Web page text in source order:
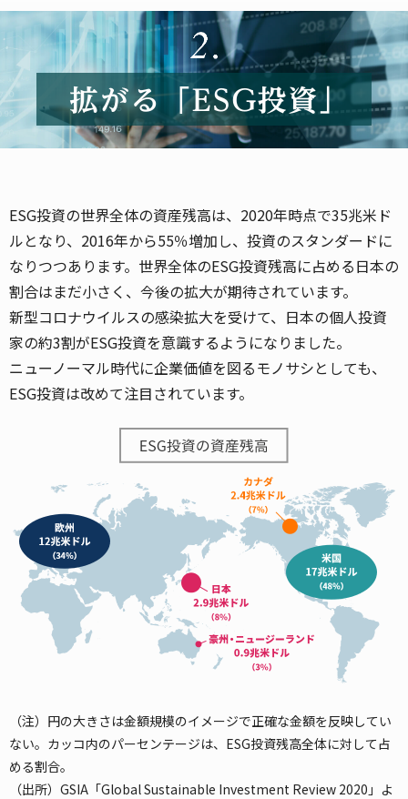
ESG投資の世界全体の資産残高は、2020年時点で35兆米ド
ルとなり、2016年から55％増加し、投資のスタンダードに
なりつつあります。世界全体のESG投資残高に占める日本の
割合はまだ小さく、今後の拡大が期待されています。
新型コロナウイルスの感染拡大を受けて、日本の個人投資
家の約3割がESG投資を意識するようになりました。
ニューノーマル時代に企業価値を図るモノサシとしても、
ESG投資は改めて注目されています。
（注）円の大きさは金額規模のイメージで正確な金額を反映してい
ない。カッコ内のパーセンテージは、ESG投資残高全体に対して占
める割合。
（出所）GSIA「Global Sustainable Investment Review 2020」よ